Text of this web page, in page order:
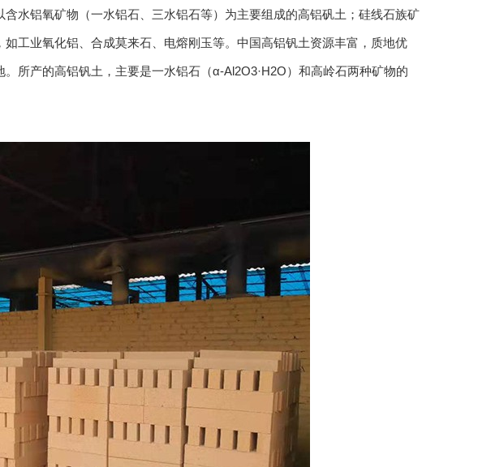
水铝氧矿物（一水铝石、三水铝石等）为主要组成的高铝矾土；硅线石族矿
工业氧化铝、合成莫来石、电熔刚玉等。中国高铝钒土资源丰富，质地优
所产的高铝钒土，主要是一水铝石（α-Al2O3·H2O）和高岭石两种矿物的